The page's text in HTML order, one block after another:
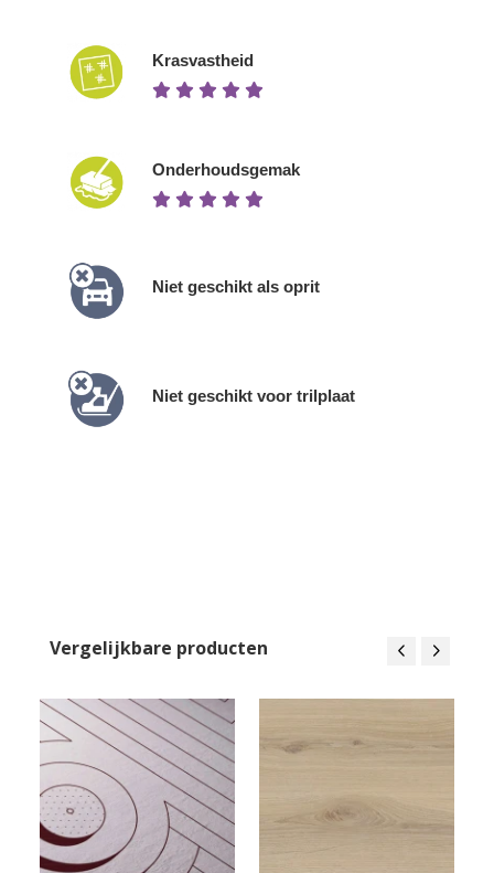
Krasvastheid
Onderhoudsgemak
Niet geschikt als oprit
Niet geschikt voor trilplaat
Vergelijkbare producten